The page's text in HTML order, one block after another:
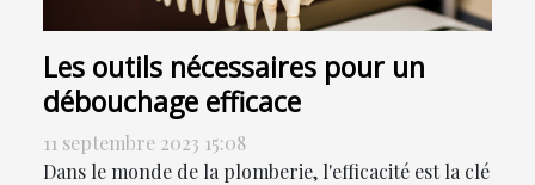
Les outils nécessaires pour un
débouchage efficace
11 septembre 2023 15:08
Dans le monde de la plomberie, l'efficacité est la clé